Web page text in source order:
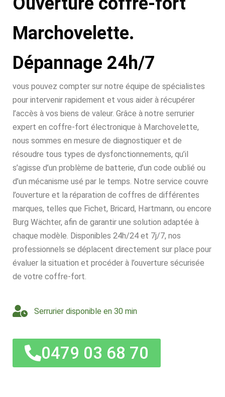
Marchovelette.
Dépannage 24h/7
vous pouvez compter sur notre équipe de spécialistes
pour intervenir rapidement et vous aider à récupérer
l’accès à vos biens de valeur. Grâce à notre serrurier
expert en coffre-fort électronique à Marchovelette,
nous sommes en mesure de diagnostiquer et de
résoudre tous types de dysfonctionnements, qu’il
s’agisse d’un problème de batterie, d’un code oublié ou
d’un mécanisme usé par le temps. Notre service couvre
l’ouverture et la réparation de coffres de différentes
marques, telles que Fichet, Bricard, Hartmann, ou encore
Burg Wächter, afin de garantir une solution adaptée à
chaque modèle. Disponibles 24h/24 et 7j/7, nos
professionnels se déplacent directement sur place pour
évaluer la situation et procéder à l’ouverture sécurisée
de votre coffre-fort.
Serrurier disponible en 30 min
0479 03 68 70